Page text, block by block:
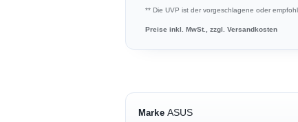
** Die UVP ist der vorgeschlagene oder
Preise inkl. MwSt., zzgl. Versandkosten
Marke ASUS